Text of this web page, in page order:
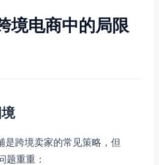
境电商中的局限
是跨境卖家的常见策略，但
题重重：